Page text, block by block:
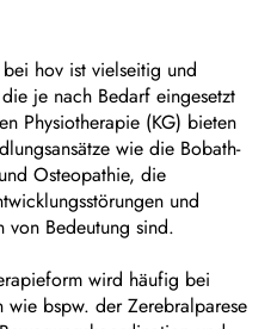
hov ist vielseitig und
je nach Bedarf eingesetzt
Physiotherapie (KG) bieten
wie die Bobath-
Osteopathie, die
und
von Bedeutung sind.
wird häufig bei
wie bspw. der Zerebralparese